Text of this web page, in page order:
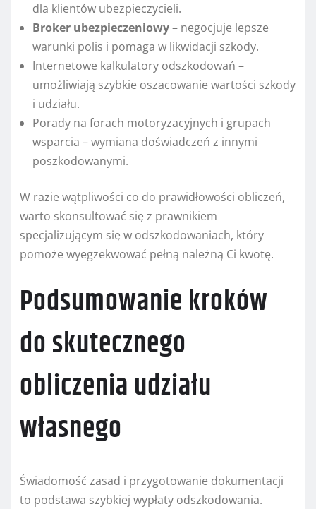
dla klientów ubezpieczycieli.
Broker ubezpieczeniowy– negocjuje lepsze
warunki polis i pomaga w likwidacji szkody.
Internetowe kalkulatory odszkodowań –
umożliwiają szybkie oszacowanie wartości szkody
i udziału.
Porady na forach motoryzacyjnych i grupach
wsparcia – wymiana doświadczeń z innymi
poszkodowanymi.
W razie wątpliwości co do prawidłowości obliczeń,
warto skonsultować się z prawnikiem
specjalizującym się w odszkodowaniach, który
pomoże wyegzekwować pełną należną Ci kwotę.
Podsumowanie kroków
do skutecznego
obliczenia udziału
własnego
Świadomość zasad i przygotowanie dokumentacji
to podstawa szybkiej wypłaty odszkodowania.